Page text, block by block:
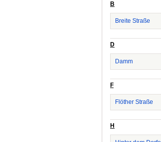
B
Breite Straße
D
Damm
F
Flöther Straße
H